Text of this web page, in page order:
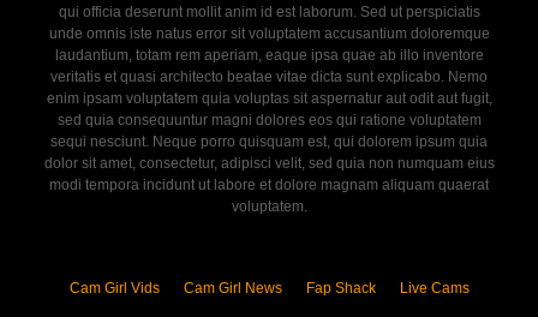
qui officia deserunt mollit anim id est laborum. Sed ut perspiciatis
unde omnis iste natus error sit voluptatem accusantium doloremque
laudantium, totam rem aperiam, eaque ipsa quae ab illo inventore
veritatis et quasi architecto beatae vitae dicta sunt explicabo. Nemo
enim ipsam voluptatem quia voluptas sit aspernatur aut odit aut fugit,
sed quia consequuntur magni dolores eos qui ratione voluptatem
sequi nesciunt. Neque porro quisquam est, qui dolorem ipsum quia
dolor sit amet, consectetur, adipisci velit, sed quia non numquam eius
modi tempora incidunt ut labore et dolore magnam aliquam quaerat
voluptatem.
Cam Girl Vids Cam Girl News Fap Shack Live Cams